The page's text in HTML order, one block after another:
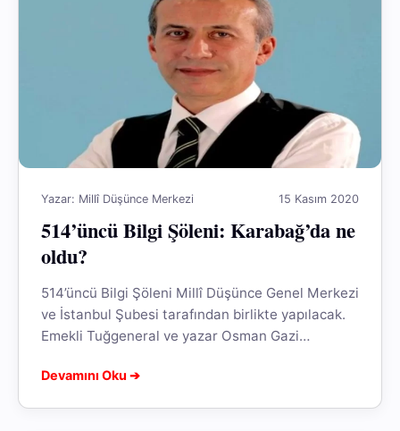
Yazar: Millî Düşünce Merkezi 15 Kasım 2020
514’üncü Bilgi Şöleni: Karabağ’da ne
oldu?
514’üncü Bilgi Şöleni Millî Düşünce Genel Merkezi
ve İstanbul Şubesi tarafından birlikte yapılacak.
Emekli Tuğgeneral ve yazar Osman Gazi
Devamını Oku ➔